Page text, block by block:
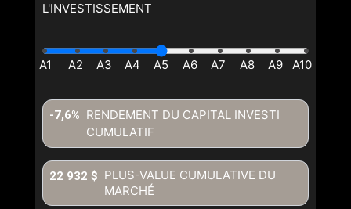
L'INVESTISSEMENT
RENDEMENT DU CAPITAL INVESTI
CUMULATIF
-7,6%
PLUS-VALUE CUMULATIVE DU
MARCHÉ
22 932 $